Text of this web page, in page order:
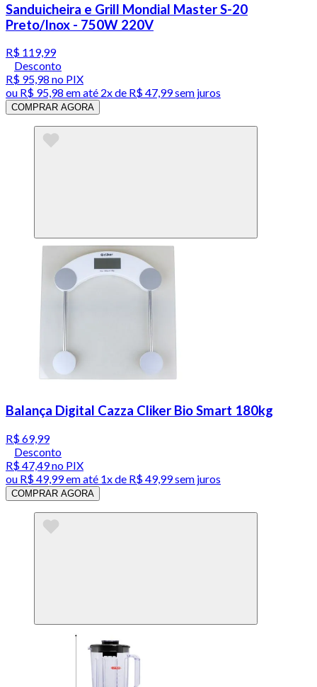
Sanduicheira e Grill Mondial Master S-20
Preto/Inox - 750W 220V
R$ 119,99
Desconto
R$ 95,98 no PIX
ou R$ 95,98 em até 2x de R$ 47,99 sem juros
COMPRAR AGORA
Balança Digital Cazza Cliker Bio Smart 180kg
R$ 69,99
Desconto
R$ 47,49no PIX
ou R$ 49,99em até 1x de R$ 49,99sem juros
COMPRAR AGORA